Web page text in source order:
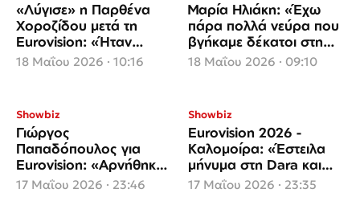
«Λύγισε» η Παρθένα
Χοροζίδου μετά τη
Eurovision: «Ήταν
μοναδικό»
18 Μαΐου 2026 · 10:16
Μαρία Ηλιάκη: «Έχω
πάρα πολλά νεύρα που
βγήκαμε δέκατοι στη
Eurovision»
18 Μαΐου 2026 · 09:10
Showbiz
Γιώργος
Παπαδόπουλος για
Eurovision: «Αρνήθηκα
δύο φορές να πάω,
17 Μαΐου 2026 · 23:46
Showbiz
Eurovision 2026 -
Καλομοίρα: «Έστειλα
μήνυμα στη Dara και
κοίτα που κέρδισε!»
17 Μαΐου 2026 · 23:35